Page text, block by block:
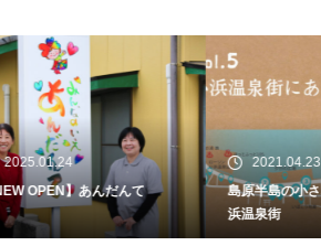
2021.04.23
島原半島の小さな商店街特集／小
浜温泉街
【
リアン
スピア